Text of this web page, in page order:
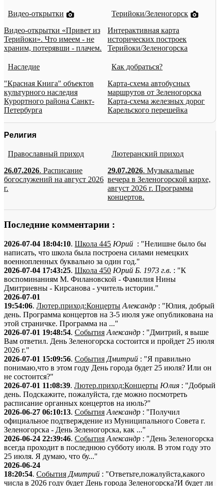
Видео-открытки
Видео-открытки «Привет из
Терийоки». Что имеем - не
храним, потерявши - плачем.
Терийоки/Зеленогорск
Интерактивная карта
исторических построек
Терийоки/Зеленогорска
Наследие
"Красная Книга" объектов
культурного наследия
Курортного района Санкт-
Петербурга
Как добраться?
Карта-схема автобусных
маршрутов от Зеленогорска
Карта-схема железных дорог
Карельского перешейка
Религия
Православный приход
26.07.2026. Расписание
богослужений на август 2026
г.
Лютеранский приход
29.07.2026. Музыкальные
вечера в Зеленогорской кирхе,
август 2026 г. Программа
концертов.
Последние комментарии :
2026-07-04 18:04:10. Школа 445 Юрий : "Нелишне было бы
написать, что школа была построена силами немецких
военнопленных буквально за один год."
2026-07-04 17:43:25. Школа 450 Юрий Б. 1973 г.в. : "К
воспоминаниям М. Филановской - Фамилия Нины
Дмитриевны - Кирсанова - учитель истории."
2026-07-01
19:54:06. Лютер.приход:Концерты Александр : "Юлия, добрый
день. Программа концертов на 3-5 июля уже опубликована на
этой страничке. Программа на ..."
2026-07-01 19:48:54. События Александр : "Дмитрий, я выше
Вам ответил. День Зеленогорска состоится и пройдет 25 июля
2026 г."
2026-07-01 15:09:56. События Дмитрий : "Я правильно
понимаю,что в этом году День города будет 25 июля? Или он
не состоится?"
2026-07-01 11:08:39. Лютер.приход:Концерты Юлия : "Добрый
день. Подскажите, пожалуйста, где можно посмотреть
расписание органных концертов на июль?"
2026-06-27 06:10:13. События Александр : "Получил
официальное подтверждение из Муниципального Совета г.
Зеленогорска - День Зеленогорска, как ..."
2026-06-24 22:39:46. События Александр : "День Зеленогорска
всегда проходит в последнюю субботу июля. В этом году это
25 июля. Я думаю, что бу..."
2026-06-24
18:20:54. События Дмитрий : "Ответьте,пожалуйста,какого
числа в 2026 году будет День города Зеленогорска?И будет ли